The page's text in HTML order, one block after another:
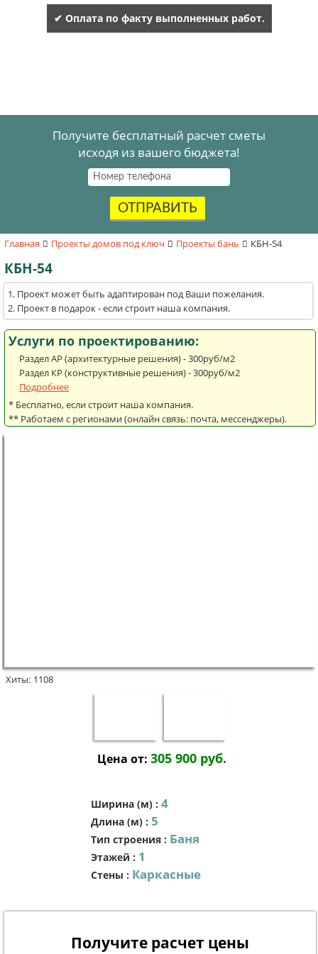
✔ Оплата по факту выполненных работ.
Получите бесплатный расчет сметы
исходя из вашего бюджета!
ОТПРАВИТЬ
Главная Проекты домов под ключ Проекты бань КБН-54
КБН-54
Проект может быть адаптирован под Ваши пожелания.
Проект в подарок - если строит наша компания.
Услуги по проектированию:
Раздел АР (архитектурные решения) - 300руб/м2
Раздел КР (конструктивные решения) - 300руб/м2
Подробнее
* Бесплатно, если строит наша компания.
** Работаем с регионами (онлайн связь: почта, мессенджеры).
Хиты: 1108
Цена от: 305 900 руб.
Ширина (м) : 4
Длина (м) : 5
Тип строения : Баня
Этажей : 1
Стены : Каркасные
Получите расчет цены